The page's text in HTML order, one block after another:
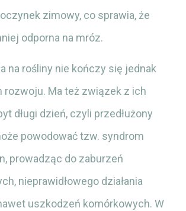
zimowy, co sprawia, że
odporna na mróz.
na rośliny nie kończy się jednak
rozwoju. Ma też związek z ich
długi dzień, czyli przedłużony
powodować tzw. syndrom
prowadząc do zaburzeń
nieprawidłowego działania
uszkodzeń komórkowych. W